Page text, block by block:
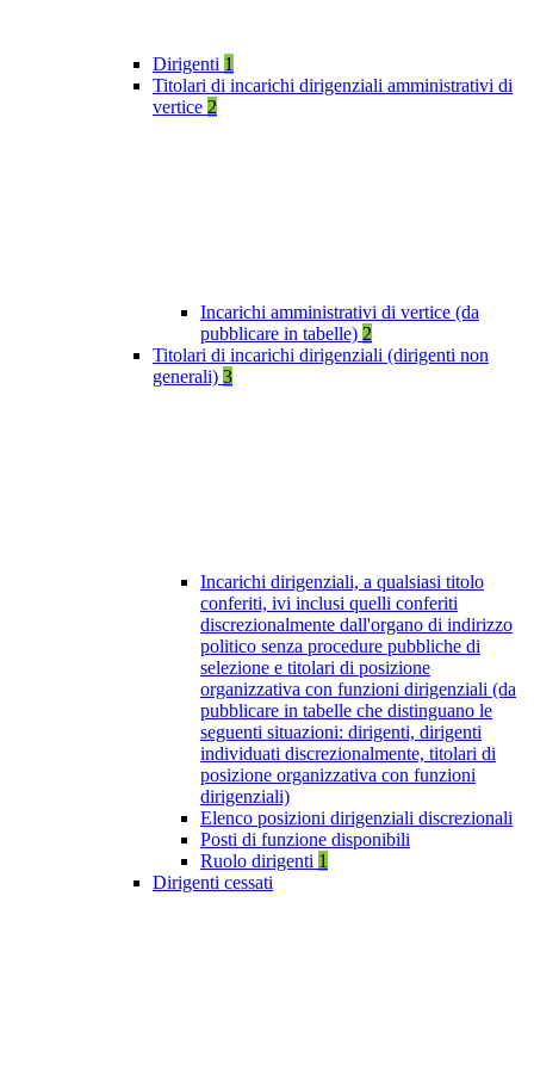
Dirigenti 1
Titolari di incarichi dirigenziali amministrativi di
vertice 2
Incarichi amministrativi di vertice (da
pubblicare in tabelle) 2
Titolari di incarichi dirigenziali (dirigenti non
generali) 3
Incarichi dirigenziali, a qualsiasi titolo
conferiti, ivi inclusi quelli conferiti
discrezionalmente dall'organo di indirizzo
politico senza procedure pubbliche di
selezione e titolari di posizione
organizzativa con funzioni dirigenziali (da
pubblicare in tabelle che distinguano le
seguenti situazioni: dirigenti, dirigenti
individuati discrezionalmente, titolari di
posizione organizzativa con funzioni
dirigenziali)
Elenco posizioni dirigenziali discrezionali
Posti di funzione disponibili
Ruolo dirigenti 1
Dirigenti cessati